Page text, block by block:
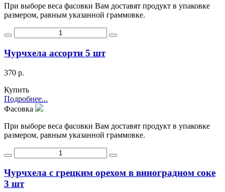
При выборе веса фасовки Вам доставят продукт в упаковке
размером, равным указанной граммовке.
Чурчхела ассорти 5 шт
370 р.
Купить
Подробнее...
Фасовка
При выборе веса фасовки Вам доставят продукт в упаковке
размером, равным указанной граммовке.
Чурчхела с грецким орехом в виноградном соке
3 шт